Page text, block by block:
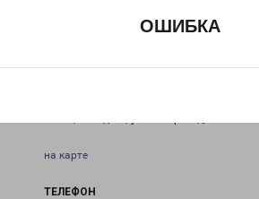
ОШИБКА
на карте
ТЕЛЕФОН